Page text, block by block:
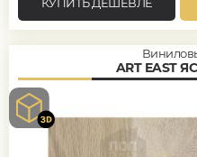
ART EAST